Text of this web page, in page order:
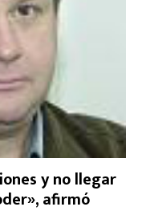
y no llegar
afirmó